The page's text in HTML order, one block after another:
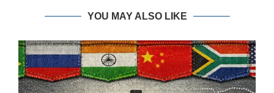
YOU MAY ALSO LIKE